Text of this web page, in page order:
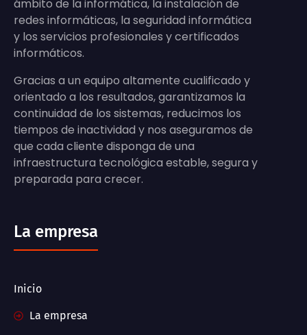
ámbito de la informática, la instalación de
redes informáticas, la seguridad informática
y los servicios profesionales y certificados
informáticos.
Gracias a un equipo altamente cualificado y
orientado a los resultados, garantizamos la
continuidad de los sistemas, reducimos los
tiempos de inactividad y nos aseguramos de
que cada cliente disponga de una
infraestructura tecnológica estable, segura y
preparada para crecer.
La empresa
Inicio
La empresa